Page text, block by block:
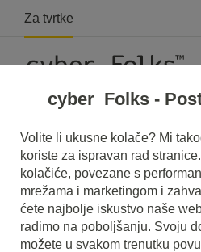
Za tvrtke
Pročitajte što je toOut-Stream
Pomoći će vam da bolje
Out-Stream oglasii koje je
upotrebi.
cyber_Folks -
Volite li ukusne kolače? Mi
koriste za ispravan rad
kolačiće, povezane s
mrežama i marketingom i
ćete najbolje iskustvo naše
radimo na poboljšanju. Svoju
možete u svakom trenutku